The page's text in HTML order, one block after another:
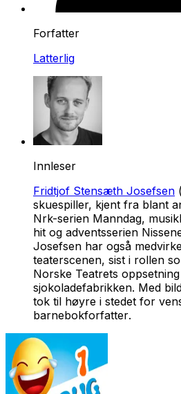
Forfatter
Latterlig
Innleser
Fridtjof Stensæth Josefsen
skuespiller, kjent fra blant
Nrk-serien Manndag,
hit og adventsserien
Josefsen har også
teaterscenen, sist i rollen
Norske Teatrets
sjokoladefabrikken. Med
tok til høyre i stedet for
barnebokforfatter.